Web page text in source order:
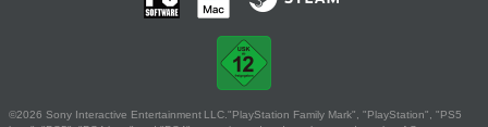
©2026 Sony Interactive Entertainment LLC."PlayStation Family Mark", "PlayStation", "PS5